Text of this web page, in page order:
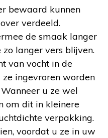
bewaard kunnen
verdeeld.
de smaak langer
langer vers blijven.
van vocht in de
ze ingevroren worden
u ze wel
om dit in kleinere
verpakking.
voordat u ze in uw